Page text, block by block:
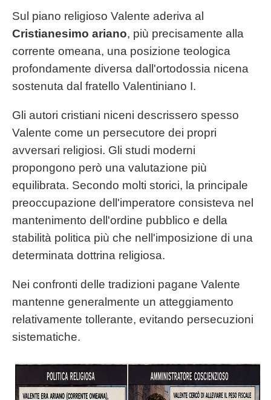
Sul piano religioso Valente aderiva al
Cristianesimo ariano, più precisamente alla
corrente omeana, una posizione teologica
profondamente diversa dall'ortodossia nicena
sostenuta dal fratello Valentiniano I.
Gli autori cristiani niceni descrissero spesso
Valente come un persecutore dei propri
avversari religiosi. Gli studi moderni
propongono però una valutazione più
equilibrata. Secondo molti storici, la principale
preoccupazione dell'imperatore consisteva nel
mantenimento dell'ordine pubblico e della
stabilità politica più che nell'imposizione di una
determinata dottrina religiosa.
Nei confronti delle tradizioni pagane Valente
mantenne generalmente un atteggiamento
relativamente tollerante, evitando persecuzioni
sistematiche.